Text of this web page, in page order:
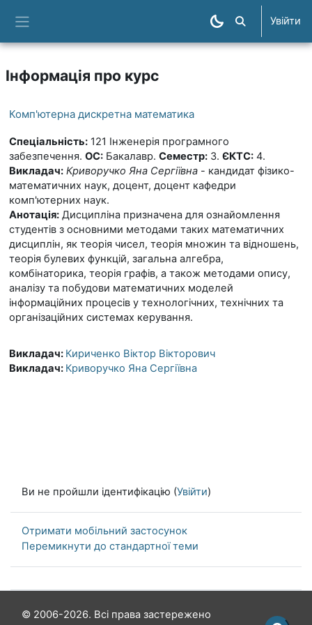
Пошук курсів
Увійти
Інформація про курс
Комп'ютерна дискретна математика
Спеціальність: 121 Інженерія програмного
забезпечення. ОС: Бакалавр. Семестр: 3. ЄКТС: 4.
Викладач: Криворучко Яна Сергіївна - кандидат фізико-
математичних наук, доцент, доцент кафедри
комп'ютерних наук.
Анотація: Дисципліна призначена для ознайомлення
студентів з основними методами таких математичних
дисциплін, як теорія чисел, теорія множин та відношень,
теорія булевих функцій, загальна алгебра,
комбінаторика, теорія графів, а також методами опису,
аналізу та побудови математичних моделей
інформаційних процесів у технологічних, технічних та
організаційних системах керування.
Викладач: Кириченко Віктор Вікторович
Викладач: Криворучко Яна Сергіївна
Ви не пройшли ідентифікацію (Увійти)
Отримати мобільний застосунок
Перемикнути до стандартної теми
© 2006-2026. Всі права застережено